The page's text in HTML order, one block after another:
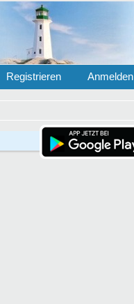
Anmelden
Registrieren